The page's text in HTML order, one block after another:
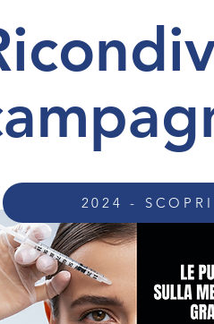
2024 -